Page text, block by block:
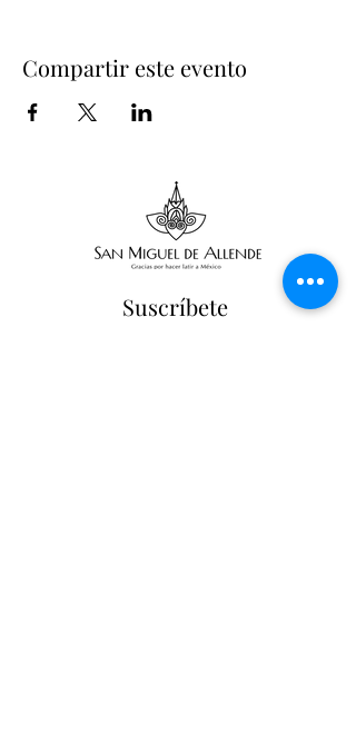
Compartir este evento
Suscríbete